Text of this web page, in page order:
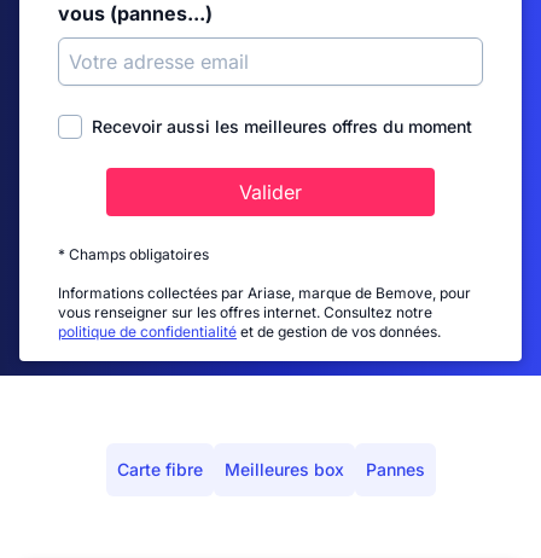
vous (pannes...)
Recevoir aussi les meilleures offres du moment
Valider
* Champs obligatoires
Informations collectées par Ariase, marque de Bemove, pour
vous renseigner sur les offres internet. Consultez notre
politique de confidentialité et de gestion de vos données.
Carte fibre Meilleures box Pannes